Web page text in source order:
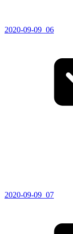
2020-09-09_06
2020-09-09_07